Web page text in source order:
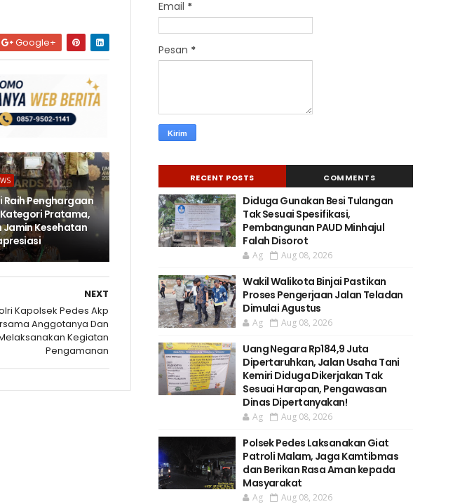
Google+
Raih Penghargaan
Kategori Pratama,
Kesehatan
NEXT
Kapolsek Pedes Akp
Anggotanya Dan
Kegiatan
Pengamanan
Email *
Pesan *
RECENT POSTS COMMENTS
Diduga Gunakan Besi Tulangan
Tak Sesuai Spesifikasi,
Pembangunan PAUD Minhajul
Falah Disorot
Ag Aug 08, 2026
Wakil Walikota Binjai Pastikan
Proses Pengerjaan Jalan Teladan
Dimulai Agustus
Ag Aug 08, 2026
Uang Negara Rp184,9 Juta
Dipertaruhkan, Jalan Usaha Tani
Kemiri Diduga Dikerjakan Tak
Sesuai Harapan, Pengawasan
Dinas Dipertanyakan!
Ag Aug 08, 2026
Polsek Pedes Laksanakan Giat
Patroli Malam, Jaga Kamtibmas
dan Berikan Rasa Aman kepada
Masyarakat
Ag Aug 08, 2026